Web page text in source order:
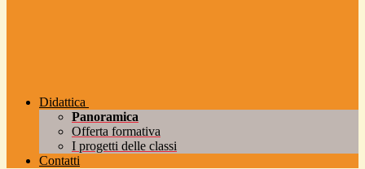
Didattica
Panoramica
Offerta formativa
I progetti delle classi
Contatti